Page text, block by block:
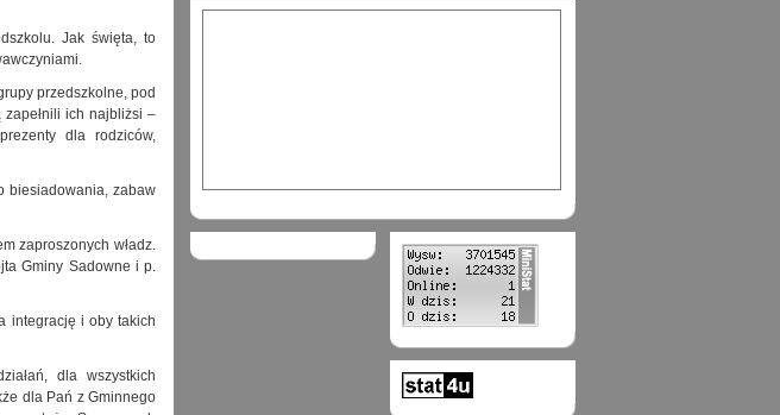
Jak święta, to
przedszkolne, pod
ich najbliżsi –
dla rodziców,
biesiadowania, zabaw
zaproszonych władz.
Gminy Sadowne i p.
integrację i oby takich
dla wszystkich
dla Pań z Gminnego